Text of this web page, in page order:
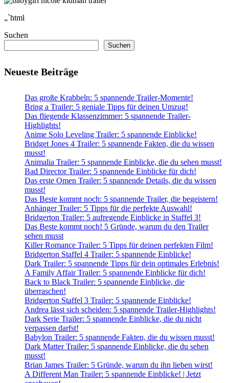
„`html
Suchen
Suchen
Neueste Beiträge
Das große Krabbeln: 5 spannende Trailer-Momente!
Bring a Trailer: 5 geniale Tipps für deinen Umzug!
Das fliegende Klassenzimmer: 5 spannende Trailer-
Highlights!
Anime Solo Leveling Trailer: 5 spannende Einblicke!
Bridget Jones 4 Trailer: 5 spannende Fakten, die du wissen
musst!
Animalia Trailer: 5 spannende Einblicke, die du sehen musst!
Bad Director Trailer: 5 spannende Einblicke für dich!
Das erste Omen Trailer: 5 spannende Details, die du wissen
musst!
Das Beste kommt noch: 5 spannende Trailer, die begeistern!
Anhänger Trailer: 5 Tipps für die perfekte Auswahl!
Bridgerton Trailer: 5 aufregende Einblicke in Staffel 3!
Das Beste kommt noch! 5 Gründe, warum du den Trailer
sehen musst
Killer Romance Trailer: 5 Tipps für deinen perfekten Film!
Bridgerton Staffel 4 Trailer: 5 spannende Einblicke!
Dark Trailer: 5 spannende Tipps für dein optimales Erlebnis!
A Family Affair Trailer: 5 spannende Einblicke für dich!
Back to Black Trailer: 5 spannende Einblicke, die
überraschen!
Bridgerton Staffel 3 Trailer: 5 spannende Einblicke!
Andrea lässt sich scheiden: 5 spannende Trailer-Highlights!
Dark Serie Trailer: 5 spannende Einblicke, die du nicht
verpassen darfst!
Babylon Trailer: 5 spannende Fakten, die du wissen musst!
Dark Matter Trailer: 5 spannende Einblicke, die du sehen
musst!
Brian James Trailer: 5 Gründe, warum du ihn lieben wirst!
A Different Man Trailer: 5 spannende Einblicke! | Jetzt